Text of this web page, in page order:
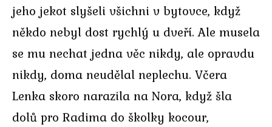
jeho jekot slyšeli všichni v bytovce, když
někdo nebyl dost rychlý u dveří. Ale musela
se mu nechat jedna věc nikdy, ale opravdu
nikdy, doma neudělal neplechu. Včera
Lenka skoro narazila na Nora, když šla
dolů pro Radima do školky kocour,